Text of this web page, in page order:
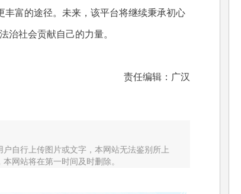
丰富的途径。未来，该平台将继续秉承初心
社会贡献自己的力量。
责任编辑：广汉
自行上传图片或文字，本网站无法鉴别所上
网站将在第一时间及时删除。